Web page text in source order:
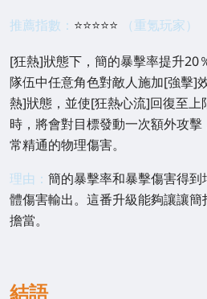
推薦指數： ⭐⭐⭐⭐⭐ （重氪玩家）
[狂熱]狀態下，簡的暴擊率提升20
隊伍中任意角色對敵人施加[強擊]
熱]狀態，並使[狂熱心流]回復至
時，將會對目標發動一次額外攻
常精通的物理傷害。
理由： 簡的暴擊率和暴擊傷害得
體傷害輸出。這番升級能夠讓讓
擔當。